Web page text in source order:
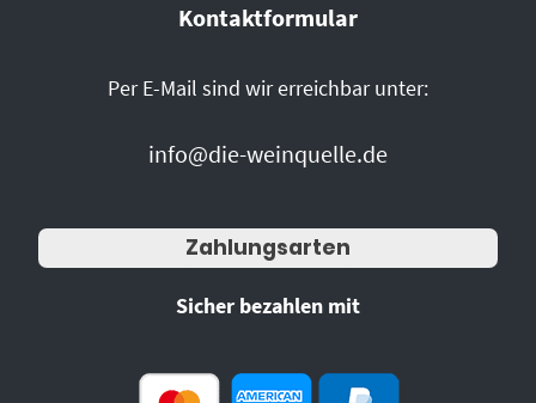
Kontaktformular
Per E-Mail sind wir erreichbar unter:
info@die-weinquelle.de
Zahlungsarten
Sicher bezahlen mit